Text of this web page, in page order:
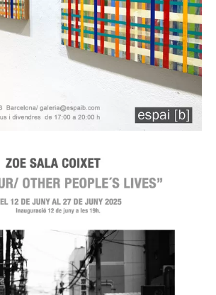
- Jordi Comes - Del 16/04/2026